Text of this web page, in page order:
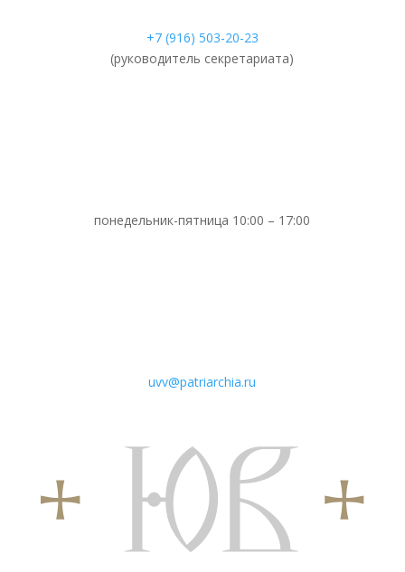
+7 (916) 503-20-23
(руководитель секретариата)
понедельник-пятница 10:00 – 17:00
uvv@patriarchia.ru